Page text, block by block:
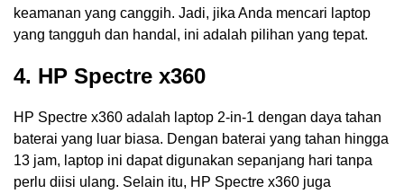
keamanan yang canggih. Jadi, jika Anda mencari laptop
yang tangguh dan handal, ini adalah pilihan yang tepat.
4. HP Spectre x360
HP Spectre x360 adalah laptop 2-in-1 dengan daya tahan
baterai yang luar biasa. Dengan baterai yang tahan hingga
13 jam, laptop ini dapat digunakan sepanjang hari tanpa
perlu diisi ulang. Selain itu, HP Spectre x360 juga